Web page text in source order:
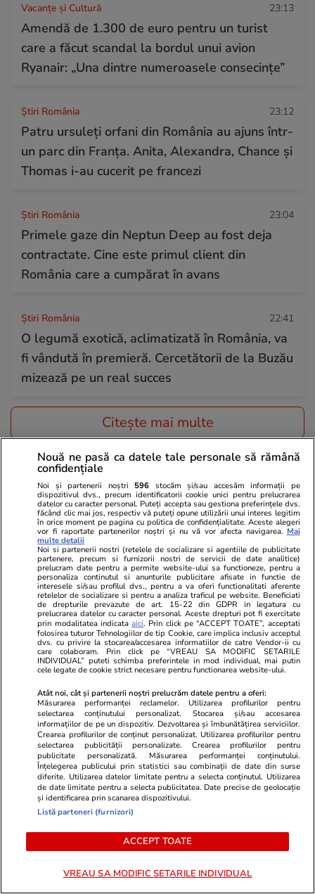
Vacanțe și Cultură 23:13
Amendă de 1.300 de euro pentru un turist
care a făcut scandal la bordul unui avion
Ryanair: „Una dintre numeroasele consecințe”
Știri România 23:12
Patru ursuleți orfani din România au ajuns într-
un parc din Franța. Anita, Alexandra, Chance și
Thomas i-au cucerit pe francezi
Știri România 23:04
Primele gaze din Neptun Deep au fost deja
contractate. Cine este primul client din
România care a cumpărat în avans
Știri România 22:41
O legumă exotică, aclimatizată în România, va
fi vândută în premieră. Cercetătorii de la Buzău
mizează pe un real succes
Citește mai multe
TRENDING
Horoscop 12:00
Horoscop Urania | Previziuni astrologice pentru
perioada 8 – 14 august 2026. Lună Nouă în
Leu; Eclipsă totală de Soare
Știri România 22:38
Vremea extremă a făcut ravagii în Brașov, Cluj,
Sibiu și Bihor. Copaci doborâți, acoperișuri
smulse și inundații
Știri România 17:30
Debitul Dunării a atins un minim istoric, dar
hidrologii anunță că fluviul va începe să
crească din 13 august: „Am mai câștiga 3-4
zile”
Știri România 17:56
Noi reguli la graniță pentru români. ANAF și
Autoritatea Vamală vor să impună o limită de
Nouă ne pasă ca datele tale personale să rămână
confidențiale
Noi și partenerii noștri 596 stocăm și/sau accesăm informații pe
dispozitivul dvs., precum identificatorii cookie unici pentru prelucrarea
datelor cu caracter personal. Puteți accepta sau gestiona preferințele dvs.
făcând clic mai jos, respectiv vă puteți opune utilizării unui interes legitim
în orice moment pe pagina cu politica de confidențialitate. Aceste alegeri
vor fi raportate partenerilor noștri și nu vă vor afecta navigarea. Mai
multe detalii
Noi si partenerii nostri (retelele de socializare si agentiile de publicitate
partenere, precum si furnizorii nostri de servicii de date analitice)
prelucram date pentru a permite website-ului sa functioneze, pentru a
personaliza continutul si anunturile publicitare afisate in functie de
interesele si/sau profilul dvs., pentru a va oferi functionalitati aferente
retelelor de socializare si pentru a analiza traficul pe website. Beneficiati
de drepturile prevazute de art. 15-22 din GDPR in legatura cu
prelucrarea datelor cu caracter personal. Aceste drepturi pot fi exercitate
prin modalitatea indicataaici. Prin click pe “ACCEPT TOATE”, acceptati
folosirea tuturor Tehnologiilor de tip Cookie, care implica inclusiv acceptul
dvs. cu privire la stocarea/accesarea informatiilor de catre Vendor-ii cu
care colaboram. Prin click pe “VREAU SA MODIFIC SETARILE
INDIVIDUAL” puteti schimba preferintele in mod individual, mai putin
cele legate de cookie strict necesare pentru functionarea website-ului.
Atât noi, cât și partenerii noștri prelucrăm datele pentru a oferi:
Măsurarea performanței reclamelor. Utilizarea profilurilor pentru
selectarea conținutului personalizat. Stocarea și/sau accesarea
informațiilor de pe un dispozitiv. Dezvoltarea și îmbunătățirea serviciilor.
Crearea profilurilor de conținut personalizat. Utilizarea profilurilor pentru
selectarea publicității personalizate. Crearea profilurilor pentru
publicitate personalizată. Măsurarea performanței conținutului.
Înțelegerea publicului prin statistici sau combinații de date din surse
diferite. Utilizarea datelor limitate pentru a selecta conținutul. Utilizarea
de date limitate pentru a selecta publicitatea. Date precise de geolocație
și identificarea prin scanarea dispozitivului.
Listă parteneri (furnizori)
ACCEPT TOATE
VREAU SA MODIFIC SETARILE INDIVIDUAL